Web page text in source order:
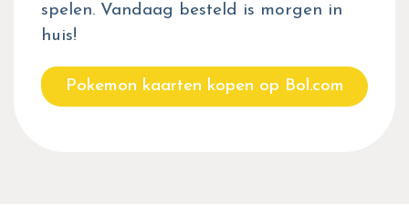
spelen. Vandaag besteld is morgen in
huis!
Pokemon kaarten kopen op Bol.com